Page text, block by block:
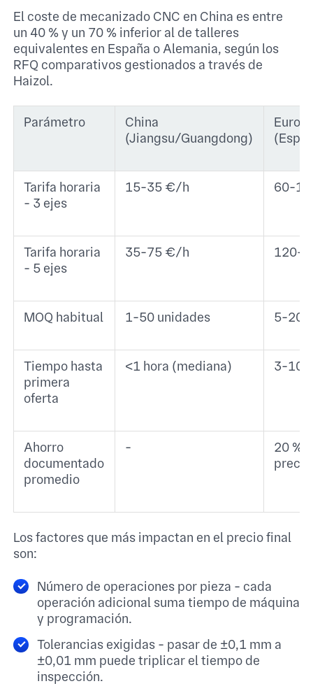
El coste de mecanizado CNC en China es entre
un 40 % y un 70 % inferior al de talleres
equivalentes en España o Alemania, según los
RFQ comparativos gestionados a través de
Haizol.
Parámetro
China
(Jiangsu/Guangdong)
Tarifa horaria
- 3 ejes
15-35 €/h 60-
Tarifa horaria
- 5 ejes
35-75 €/h 120-
MOQ habitual 1-50 unidades 5-200
Tiempo hasta
primera
oferta
<1 hora (mediana) 3-10
Ahorro
documentado
promedio
-
20 %
Los factores que más impactan en el precio final
son:
Número de operaciones por pieza - cada
operación adicional suma tiempo de máquina
y programación.
Tolerancias exigidas - pasar de ±0,1 mm a
±0,01 mm puede triplicar el tiempo de
inspección.